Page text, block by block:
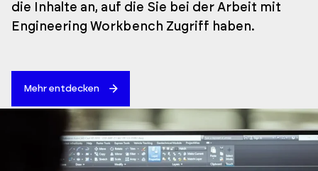
die Inhalte an, auf die Sie bei der Arbeit mit
Engineering Workbench Zugriff haben.
Mehr entdecken